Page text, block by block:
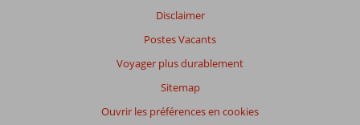
Disclaimer
Postes Vacants
Voyager plus durablement
Sitemap
Ouvrir les préférences en cookies